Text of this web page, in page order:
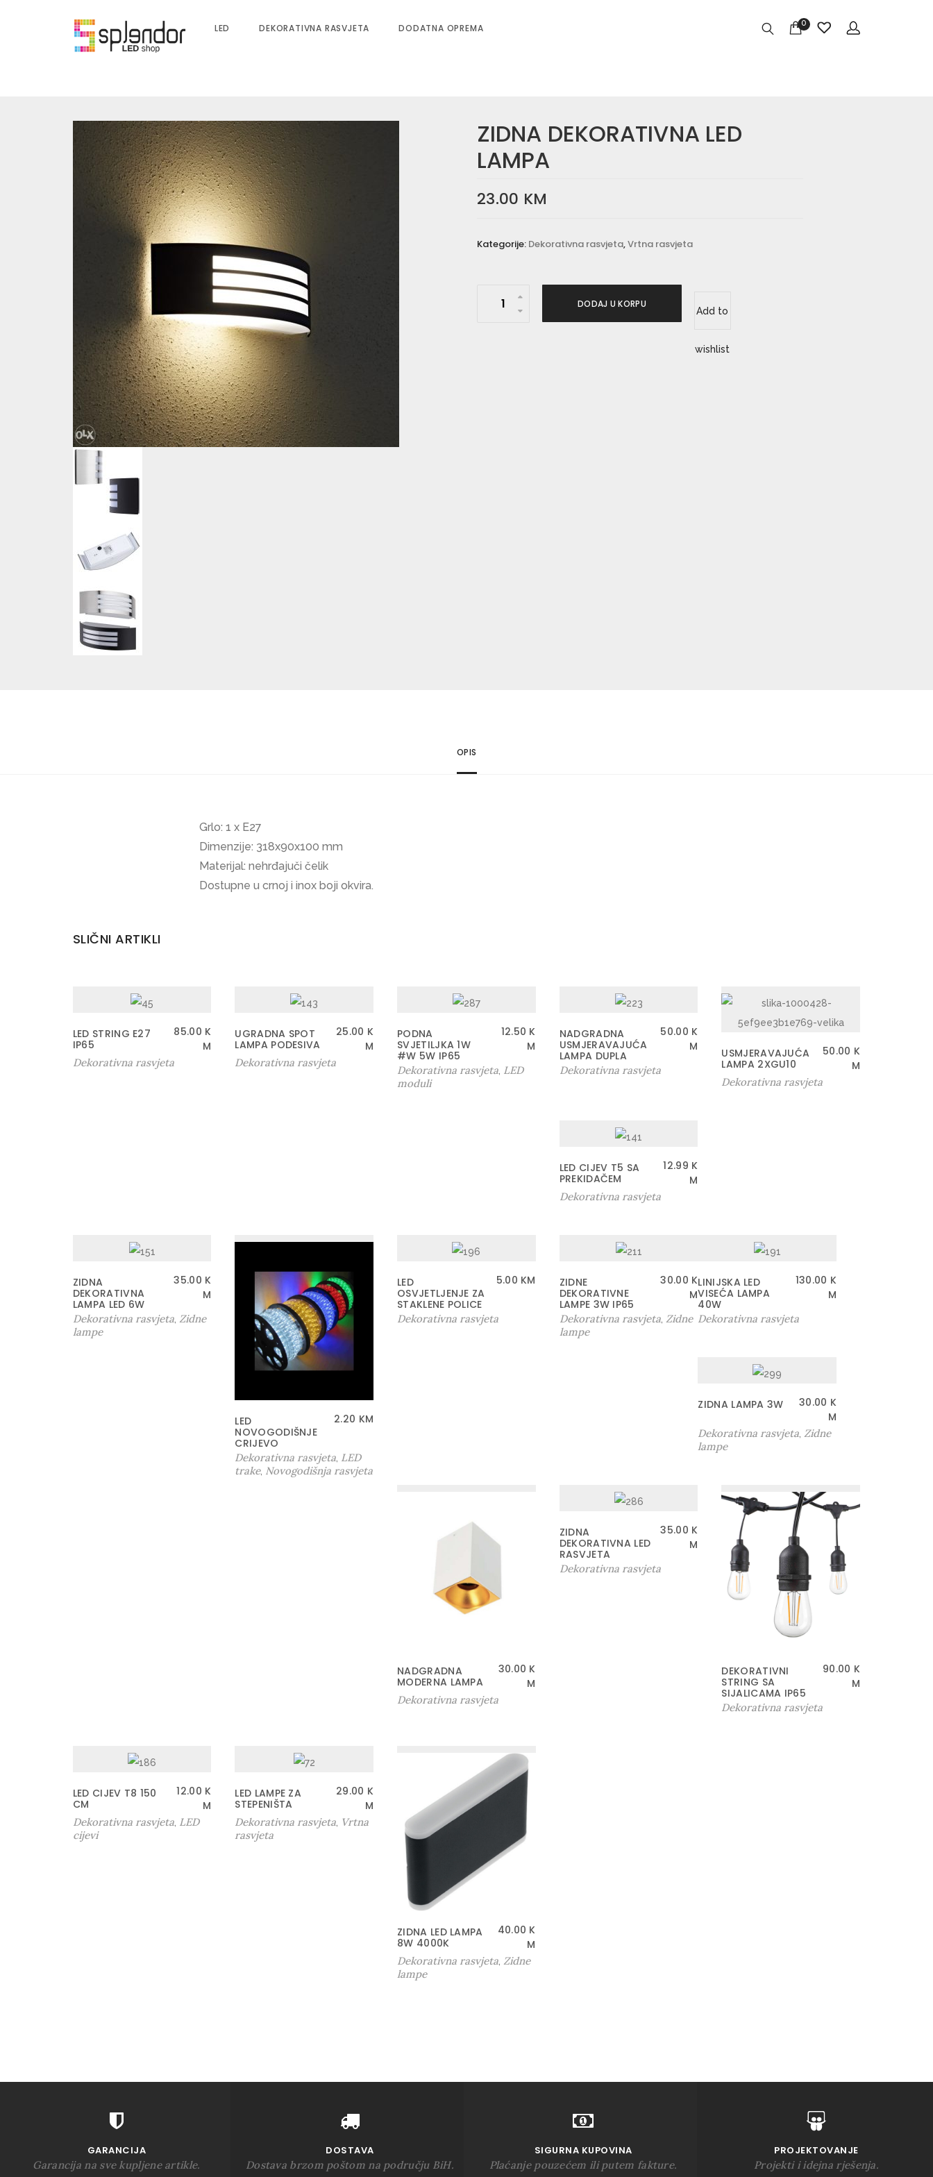
LED DEKORATIVNA RASVJETA DODATNA OPREMA 0
ZIDNA DEKORATIVNA LED
LAMPA
23.00 KM
Kategorije: Dekorativna rasvjeta,Vrtna rasvjeta
DODAJ U KORPU
Add to
wishlist
OPIS
Grlo: 1 x E27
Dimenzije: 318x90x100 mm
Materijal: nehrđajuči čelik
Dostupne u crnoj i inox boji okvira.
SLIČNI ARTIKLI
LED STRING E27
IP65
85.00 K
M
Dekorativna rasvjeta
UGRADNA SPOT
LAMPA PODESIVA
25.00 K
M
Dekorativna rasvjeta
PODNA
SVJETILJKA 1W
#W 5W IP65
12.50 K
M
Dekorativna rasvjeta LED
moduli
NADGRADNA
USMJERAVAJUĆA
LAMPA DUPLA
50.00 K
M
Dekorativna rasvjeta
USMJERAVAJUĆA
LAMPA 2XGU10
50.00 K
M
Dekorativna rasvjeta
LED CIJEV T5 SA
PREKIDAČEM
12.99 K
M
Dekorativna rasvjeta
ZIDNA
DEKORATIVNA
LAMPA LED 6W
35.00 K
M
Dekorativna rasvjeta, Zidne
lampe
LED
NOVOGODIŠNJE
CRIJEVO
2.20 KM
Dekorativna rasvjeta LED
trake, Novogodišnja rasvjeta
LED
OSVJETLJENJE ZA
STAKLENE POLICE
5.00 KM
Dekorativna rasvjeta
ZIDNE
DEKORATIVNE
LAMPE 3W IP65
30.00 K
M
Dekorativna rasvjeta, Zidne
lampe
LINIJSKA LED
VISEĆA LAMPA
40W
130.00 K
M
Dekorativna rasvjeta
ZIDNA LAMPA 3W 30.00 K
M
Dekorativna rasvjeta Zidne
lampe
NADGRADNA
MODERNA LAMPA
30.00 K
M
Dekorativna rasvjeta
ZIDNA
DEKORATIVNA LED
RASVJETA
35.00 K
M
Dekorativna rasvjeta
DEKORATIVNI
STRING SA
SIJALICAMA IP65
90.00 K
M
Dekorativna rasvjeta
LED CIJEV T8 150
CM
12.00 K
M
Dekorativna rasvjeta, LED
cijevi
LED LAMPE ZA
STEPENIŠTA
29.00 K
M
Dekorativna rasvjeta Vrtna
rasvjeta
ZIDNA LED LAMPA
8W 4000K
40.00 K
M
Dekorativna rasvjeta Zidne
lampe
GARANCIJA
Garancija na sve kupljene artikle.
DOSTAVA
Dostava brzom poštom na području BiH.
SIGURNA KUPOVINA
Plaćanje pouzećem ili putem fakture.
PROJEKTOVANJE
Projekti i idejna rješenja.